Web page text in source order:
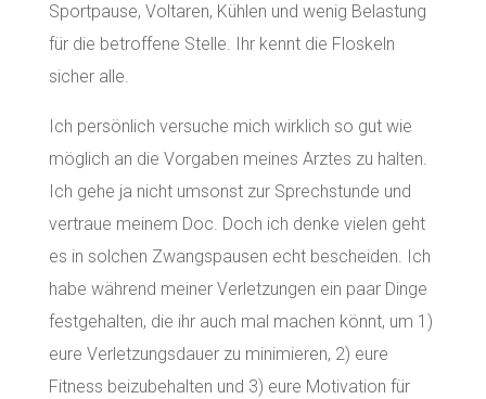
Sportpause, Voltaren, Kühlen und wenig Belastung
für die betroffene Stelle. Ihr kennt die Floskeln
sicher alle.
Ich persönlich versuche mich wirklich so gut wie
möglich an die Vorgaben meines Arztes zu halten.
Ich gehe ja nicht umsonst zur Sprechstunde und
vertraue meinem Doc. Doch ich denke vielen geht
es in solchen Zwangspausen echt bescheiden. Ich
habe während meiner Verletzungen ein paar Dinge
festgehalten, die ihr auch mal machen könnt, um 1)
eure Verletzungsdauer zu minimieren, 2) eure
Fitness beizubehalten und 3) eure Motivation für